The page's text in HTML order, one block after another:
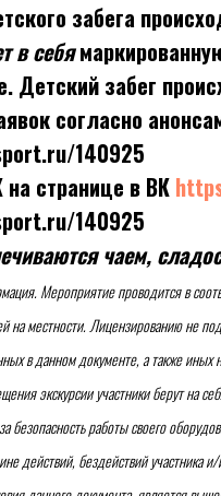
забега
в себя
Детский забег
согласно
140925
странице в ВК
140925
чаем,
Мероприятие проводится в
на местности. Лицензированию не
в данном документе, а также
экскурсии участники берут на
безопасность работы своего
действий, бездействий